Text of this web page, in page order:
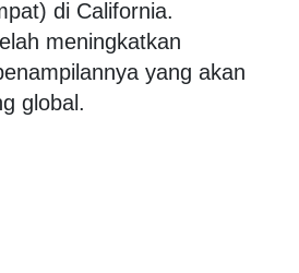
di California.
meningkatkan
yang akan
global.